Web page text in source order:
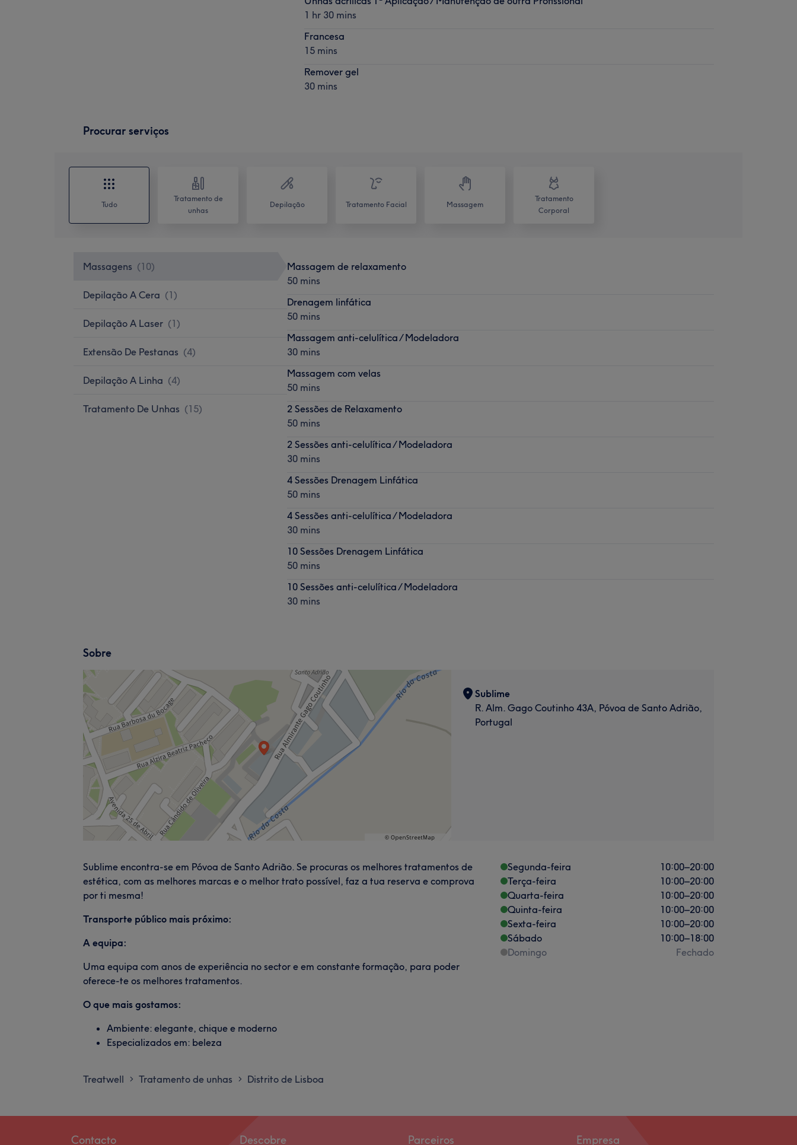
1 hr 30 mins
Francesa
15 mins
Remover gel
30 mins
Procurar serviços
Tudo
Tratamento de
unhas
Depilação Tratamento Facial Massagem
Tratamento
Corporal
Massagens (10)
Depilação A Cera (1)
Depilação A Laser (1)
Extensão De Pestanas (4)
Depilação A Linha (4)
Tratamento De Unhas (15)
Massagem de relaxamento
50 mins
Drenagem linfática
50 mins
Massagem anti-celulítica / Modeladora
30 mins
Massagem com velas
50 mins
2 Sessões de Relaxamento
50 mins
2 Sessões anti-celulítica / Modeladora
30 mins
4 Sessões Drenagem Linfática
50 mins
4 Sessões anti-celulítica / Modeladora
30 mins
10 Sessões Drenagem Linfática
50 mins
10 Sessões anti-celulítica / Modeladora
30 mins
Sobre
Sublime
R. Alm. Gago Coutinho 43A, Póvoa de Santo Adrião,
Portugal
Sublime encontra-se em Póvoa de Santo Adrião. Se procuras os melhores tratamentos de
estética, com as melhores marcas e o melhor trato possível, faz a tua reserva e comprova
por ti mesma!
Transporte público mais próximo:
A equipa:
Uma equipa com anos de experiência no sector e em constante formação, para poder
oferece-te os melhores tratamentos.
O que mais gostamos:
Ambiente: elegante, chique e moderno
Especializados em: beleza
Segunda-feira 10:00–20:00
Terça-feira
10:00–20:00
Quarta-feira
10:00–20:00
Quinta-feira
10:00–20:00
Sexta-feira
10:00–20:00
Sábado
10:00–18:00
Domingo
Fechado
Treatwell > Tratamento de unhas > Distrito de Lisboa
Contacto Descobre Parceiros Empresa